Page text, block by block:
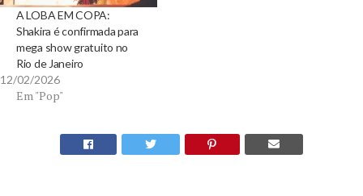
A LOBA EM COPA:
Shakira é confirmada para
mega show gratuito no
Rio de Janeiro
12/02/2026
Em "Pop"